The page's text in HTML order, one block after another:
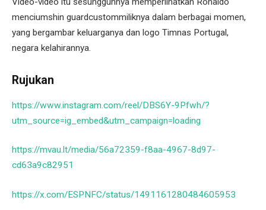
menciumshin guardcustommiliknya dalam berbagai momen,
yang bergambar keluarganya dan logo Timnas Portugal,
negara kelahirannya.
Rujukan
https://www.instagram.com/reel/DBS6Y-9Pfwh/?
utm_source=ig_embed&utm_campaign=loading
https://mvau.lt/media/56a72359-f8aa-4967-8d97-
cd63a9c82951
https://x.com/ESPNFC/status/1491161280484605953